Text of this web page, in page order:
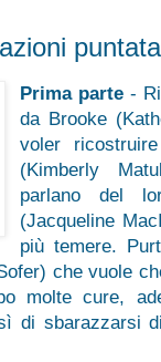
Prima parte -
da Brooke
voler
(Kimberly
parlano del
(Jacqueline
più temere.
che vuole
molte cure,
di sbarazzarsi